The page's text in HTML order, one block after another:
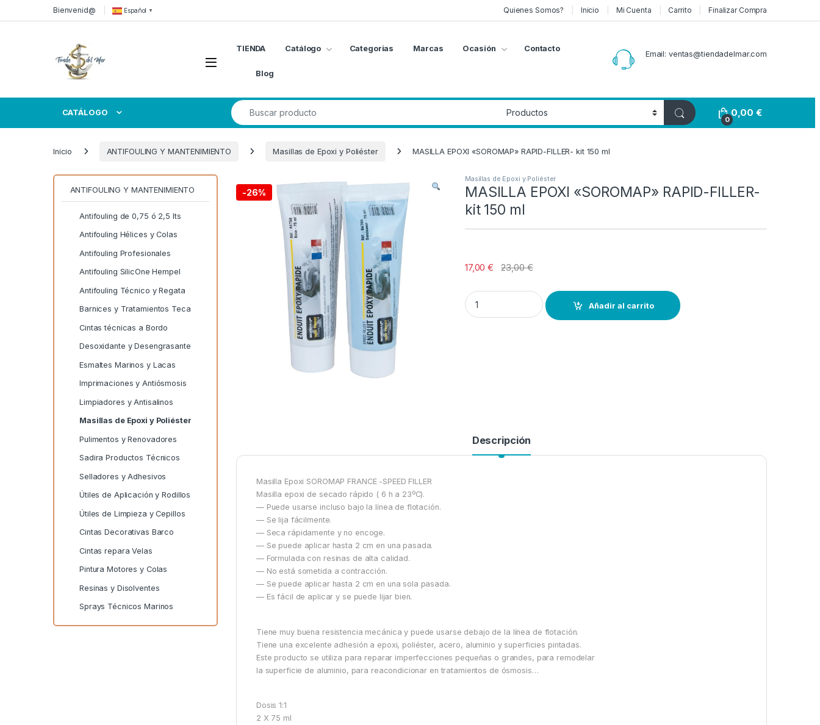
Skip to navigation
Skip to contentBienvenid@ Español ▼ Quienes Somos? Inicio Mi Cuenta Carrito Finalizar Compra
Open
TIENDA Catálogo Categorias Marcas Ocasión Contacto
Blog
Email: ventas@tiendadelmar.com
CATÁLOGO
Search for:
0
0,00€
Inicio ANTIFOULING Y MANTENIMIENTO Masillas de Epoxi y Poliéster MASILLA EPOXI «SOROMAP» RAPID-FILLER- kit 150 ml
-26%
Masillas de Epoxi y Poliéster
MASILLA EPOXI «SOROMAP» RAPID-FILLER-
kit 150 ml
17,00€ 23,00€
MASILLA EPOXI «SOROMAP» RAPID-FILLER- kit 150 ml quantity
Añadir al carrito
Descripción
Masilla Epoxi SOROMAP FRANCE -SPEED FILLER
Masilla epoxi de secado rápido ( 6 h a 23ºC).
— Puede usarse incluso bajo la línea de flotación.
— Se lija fácilmente.
— Seca rápidamente y no encoge.
— Se puede aplicar hasta 2 cm en una pasada.
— Formulada con resinas de alta calidad.
— No está sometida a contracción.
— Se puede aplicar hasta 2 cm en una sola pasada.
— Es fácil de aplicar y se puede lijar bien.
Tiene muy buena resistencia mecánica y puede usarse debajo de la línea de flotación.
Tiene una excelente adhesión a epoxi, poliéster, acero, aluminio y superficies pintadas.
Este producto se utiliza para reparar imperfecciones pequeñas o grandes, para remodelar
la superficie de aluminio, para reacondicionar en tratamientos de ósmosis…
Dosis 1:1
2 X 75 ml
ANTIFOULING Y MANTENIMIENTO
Antifouling de 0,75 ó 2,5 lts
Antifouling Hélices y Colas
Antifouling Profesionales
Antifouling SilicOne Hempel
Antifouling Técnico y Regata
Barnices y Tratamientos Teca
Cintas técnicas a Bordo
Desoxidante y Desengrasante
Esmaltes Marinos y Lacas
Imprimaciones y Antiósmosis
Limpiadores y Antisalinos
Masillas de Epoxi y Poliéster
Pulimentos y Renovadores
Sadira Productos Técnicos
Selladores y Adhesivos
Útiles de Aplicación y Rodillos
Útiles de Limpieza y Cepillos
Cintas Decorativas Barco
Cintas repara Velas
Pintura Motores y Colas
Resinas y Disolventes
Sprays Técnicos Marinos